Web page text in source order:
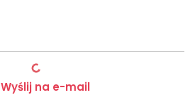
Wyślij na e-mail